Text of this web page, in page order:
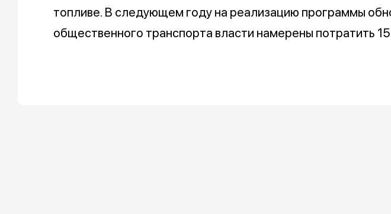
топливе. В следующем году на реализацию программы
общественного транспорта власти намерены потратить